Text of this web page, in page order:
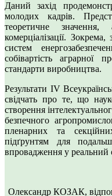
Даний захід
молодих кадрів.
теоретичне
комерціалізації.
систем
собівартість аграрної
стандарти виробництва.
Результати ІV
свідчать про те, що
створення
безпечного
пленарних та
підґрунтям для
впровадження у реальний
Олександр КОЗАК,